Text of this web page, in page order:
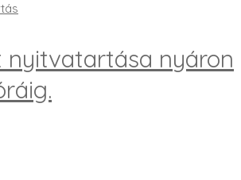
nyáron